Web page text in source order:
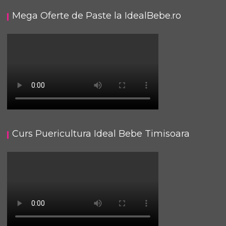
Mega Oferte de Paste la IdealBebe.ro
Curs Puericultura Ideal Bebe Timisoara